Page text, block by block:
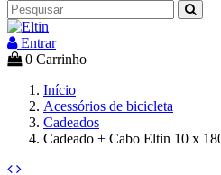
Entrar
0 Carrinho
Início
Acessórios de bicicleta
Cadeados
Cadeado + Cabo Eltin 10 x